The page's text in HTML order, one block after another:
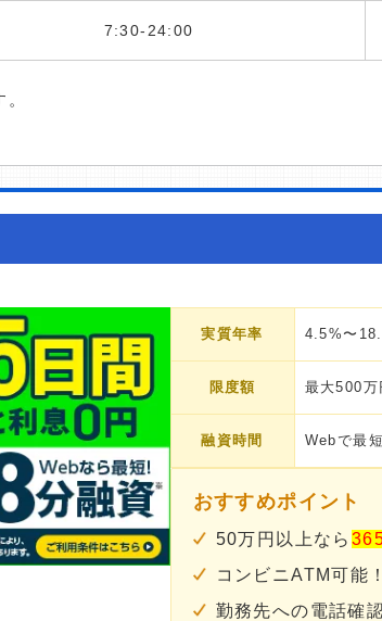
7:30-24:00
実質年率 4.5%〜
限度額 最大500万
融資時間 Webで最
おすすめポイント
50万円以上なら
コンビニATM可能！
勤務先への電話確